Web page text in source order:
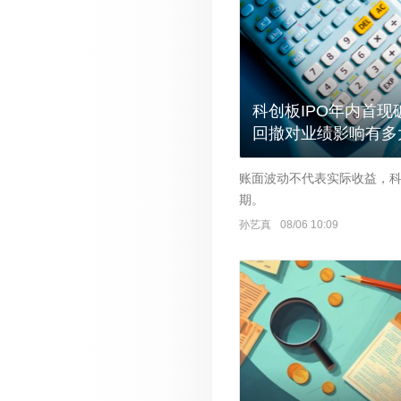
科创板IPO年内首现
回撤对业绩影响有
账面波动不代表实际收益，
期。
孙艺真 08/06 10:09